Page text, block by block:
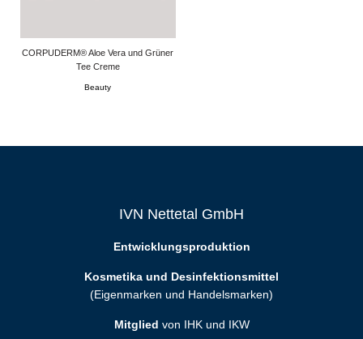
CORPUDERM® Aloe Vera und Grüner
Tee Creme
Beauty
IVN Nettetal GmbH
Entwicklungsproduktion
Kosmetika und Desinfektionsmittel
(Eigenmarken und Handelsmarken)
Mitglied von IHK und IKW